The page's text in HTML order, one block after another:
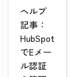
ヘルプ
記事：
HubSpot
でEメー
ル認証